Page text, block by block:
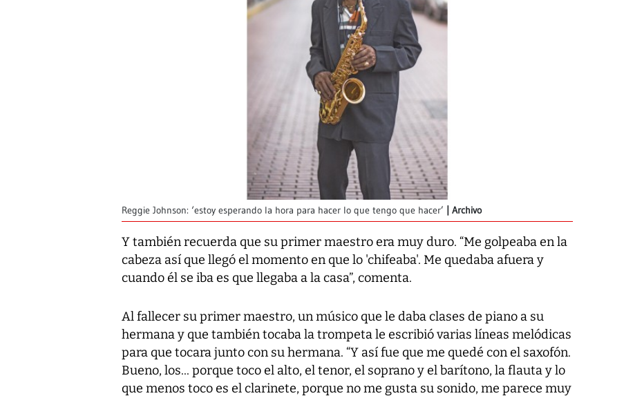
Reggie Johnson: ‘estoy esperando la hora para hacer lo que tengo que hacer’ Archivo
Y también recuerda que su primer maestro era muy duro. “Me golpeaba en la
cabeza así que llegó el momento en que lo 'chifeaba'. Me quedaba afuera y
cuando él se iba es que llegaba a la casa”, comenta.
Al fallecer su primer maestro, un músico que le daba clases de piano a su
hermana y que también tocaba la trompeta le escribió varias líneas melódicas
para que tocara junto con su hermana. “Y así fue que me quedé con el saxofón.
Bueno, los... porque toco el alto, el tenor, el soprano y el barítono, la flauta y lo
que menos toco es el clarinete, porque no me gusta su sonido, me parece muy